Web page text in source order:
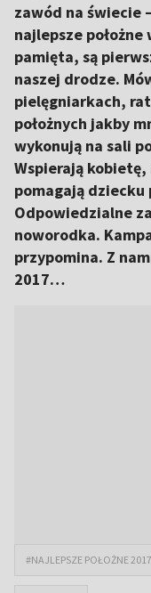
zawód na świecie
najlepsze położne
pamięta, są
naszej drodze.
pielęgniarkach,
położnych jakby
wykonują na sali
Wspierają
pomagają
Odpowiedzialne
noworodka.
przypomina. Z
2017…
#NAJLEPSZE POŁOŻNE 2017